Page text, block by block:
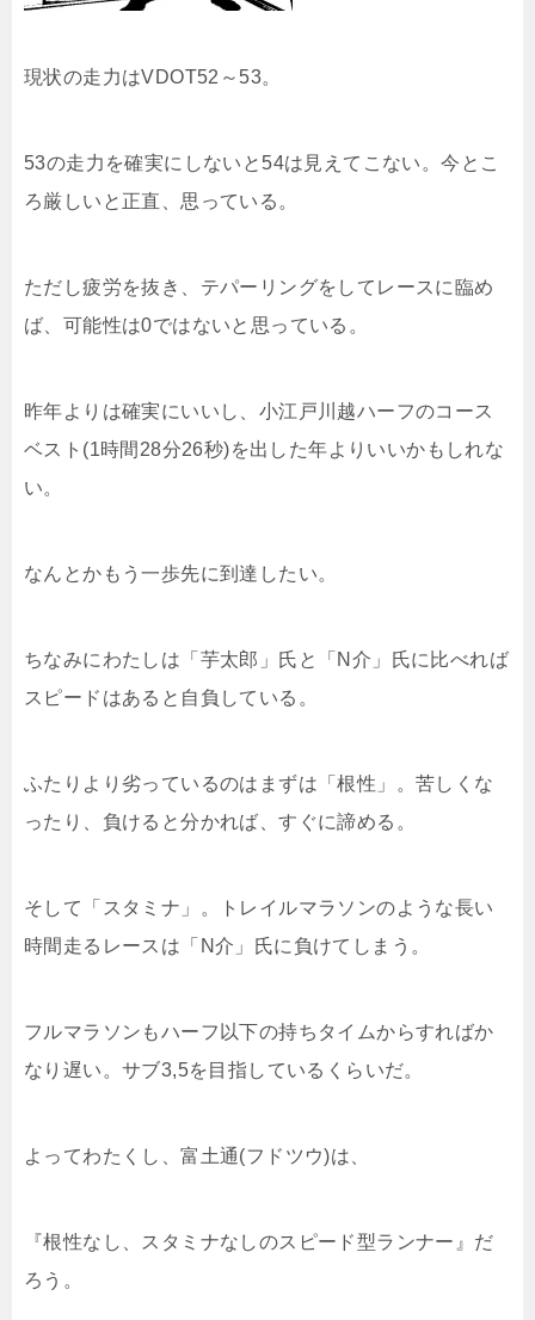
現状の走力はVDOT52～53。
53の走力を確実にしないと54は見えてこない。今とこ
ろ厳しいと正直、思っている。
ただし疲労を抜き、テパーリングをしてレースに臨め
ば、可能性は0ではないと思っている。
昨年よりは確実にいいし、小江戸川越ハーフのコース
ベスト(1時間28分26秒)を出した年よりいいかもしれな
い。
なんとかもう一歩先に到達したい。
ちなみにわたしは「芋太郎」氏と「N介」氏に比べれば
スピードはあると自負している。
ふたりより劣っているのはまずは「根性」。苦しくな
ったり、負けると分かれば、すぐに諦める。
そして「スタミナ」。トレイルマラソンのような長い
時間走るレースは「N介」氏に負けてしまう。
フルマラソンもハーフ以下の持ちタイムからすればか
なり遅い。サブ3,5を目指しているくらいだ。
よってわたくし、富土通(フドツウ)は、
『根性なし、スタミナなしのスピード型ランナー』だ
ろう。